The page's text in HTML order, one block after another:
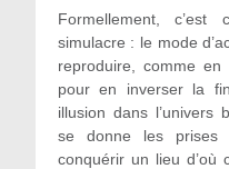
Formellement,
simulacre : le mode
reproduire, comme en
pour en inverser la
illusion dans l’univers
se donne les prises
conquérir un lieu d’où